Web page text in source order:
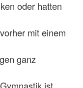
oder hatten
mit einem
ganz